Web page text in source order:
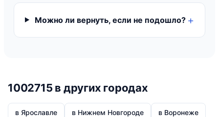
Можно ли вернуть, если не подошло?
1002715 в других городах
в Ярославле в Нижнем Новгороде в Воронеже